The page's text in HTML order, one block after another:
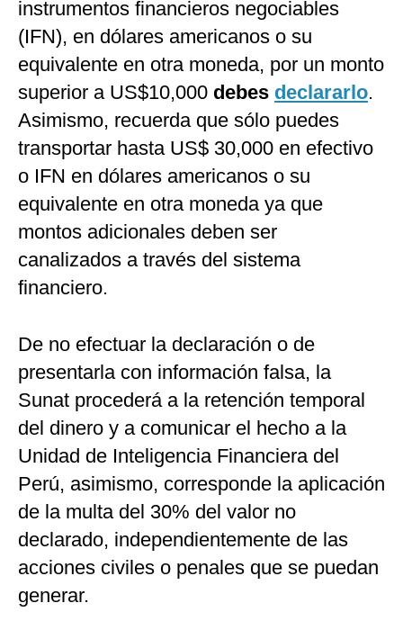
instrumentos financieros negociables
(IFN), en dólares americanos o su
equivalente en otra moneda, por un monto
superior a US$10,000 debes declararlo.
Asimismo, recuerda que sólo puedes
transportar hasta US$ 30,000 en efectivo
o IFN en dólares americanos o su
equivalente en otra moneda ya que
montos adicionales deben ser
canalizados a través del sistema
financiero.
De no efectuar la declaración o de
presentarla con información falsa, la
Sunat procederá a la retención temporal
del dinero y a comunicar el hecho a la
Unidad de Inteligencia Financiera del
Perú, asimismo, corresponde la aplicación
de la multa del 30% del valor no
declarado, independientemente de las
acciones civiles o penales que se puedan
generar.